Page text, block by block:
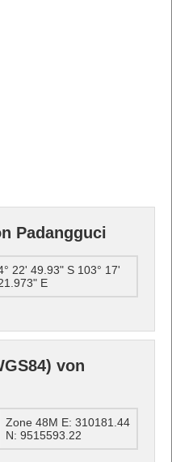
Padangguci
22' 49.93" S 103° 17'
E
von
Zone 48M E: 310181.44
N: 9515593.22